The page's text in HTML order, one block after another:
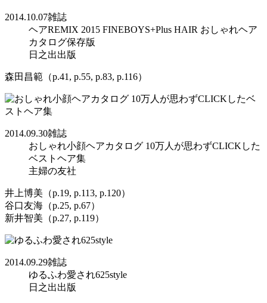
2014.10.07雑誌
ヘアREMIX 2015 FINEBOYS+Plus HAIR おしゃれヘア
カタログ保存版
日之出出版
森田昌範（p.41, p.55, p.83, p.116）
2014.09.30雑誌
おしゃれ小顔ヘアカタログ 10万人が思わずCLICKした
ベストヘア集
主婦の友社
井上博美（p.19, p.113, p.120）
谷口友海（p.25, p.67）
新井智美（p.27, p.119）
2014.09.29雑誌
ゆるふわ愛され625style
日之出出版